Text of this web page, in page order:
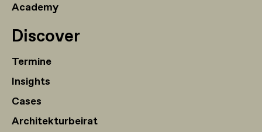
Academy
Discover
Termine
Insights
Cases
Architekturbeirat